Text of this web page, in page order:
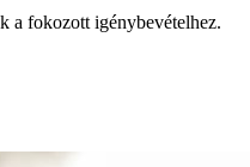
a fokozott igénybevételhez.